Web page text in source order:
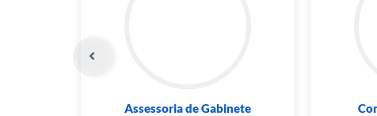
Assessoria de Gabinete